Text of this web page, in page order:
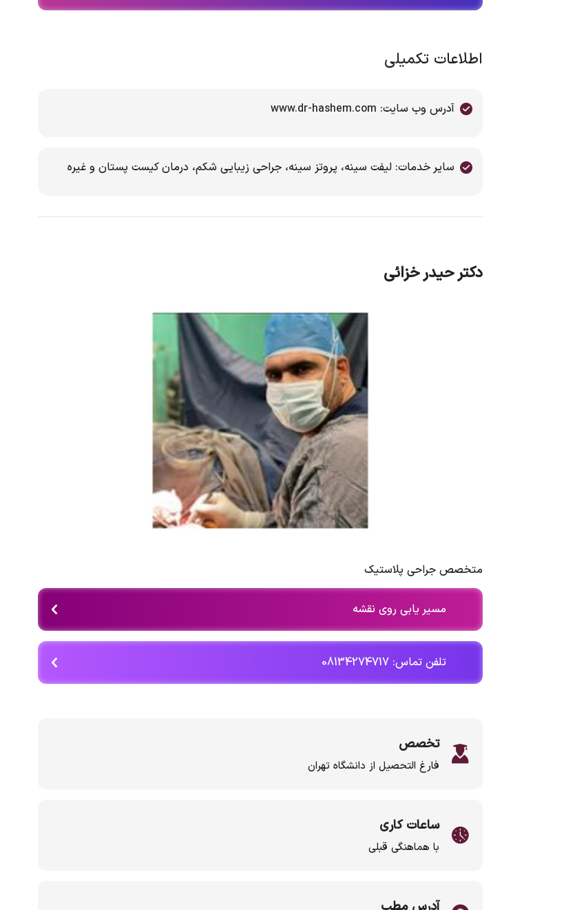
اطلاعات تکمیلی
آدرس وب سایت: www.dr-hashem.com
سایر خدمات: لیفت سینه، پروتز سینه، جراحی زیبایی شکم، درمان کیست پستان و غیره
دکتر حیدر خزائی
متخصص جراحی پلاستیک
مسیر یابی روی نقشه
تلفن تماس: 08134274717
تخصص
فارغ التحصیل از دانشگاه تهران
ساعات کاری
با هماهنگی قبلی